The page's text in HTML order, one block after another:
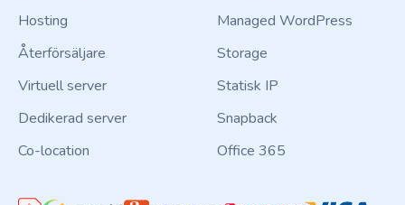
Hosting
Återförsäljare
Virtuell server
Dedikerad server
Co-location
Managed WordPress
Storage
Statisk IP
Snapback
Office 365